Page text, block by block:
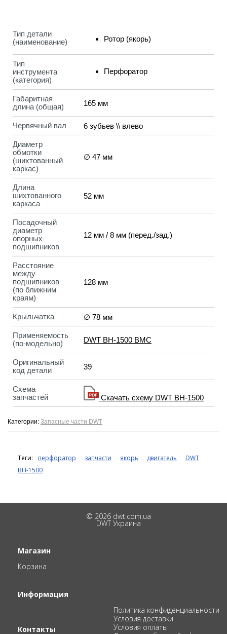
Тип детали
(наименование)
Ротор (якорь)
Тип
инструмента
(категория)
Перфоратор
Габаритная
длина (общая)
165 мм
Червячный вал 6 зубьев \\ влево
Диаметр
обмотки
(шихтованный
каркас)
∅ 47 мм
Длина
шихтованного
каркаса
52 мм
Посадочный
диаметр
опорных
подшипников
12 мм / 8 мм (перед./зад.)
Расстояние
между
подшипников
(по ближним
краям)
128 мм
Крыльчатка ∅ 78 мм
Применяемость
(по-модельно)
DWT BH-1500 BMC
Оригинальный
код детали
39
Схема
запчастей
Скачать схему DWT BH-1500
Категории: Запасные части DWT
Теги: перфоратор запчасти якорь двигатель
DWT
BH-1500
© 2026 dwt.com.ua
DWT Украина
Магазин
Корзина
Информация
Политика конфиденциальности
Условия доставки
Условия оплаты
Контакты